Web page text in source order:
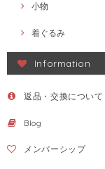
小物
着ぐるみ
Information
返品・交換について
Blog
メンバーシップ